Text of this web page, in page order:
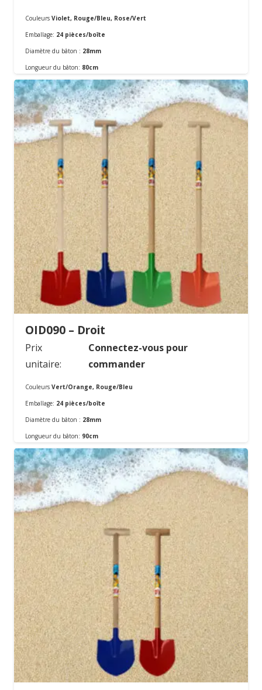
CouleursViolet, Rouge/Bleu, Rose/Vert
Emballage: 24 pièces/boîte
Diamètre du bâton : 28mm
Longueur du bâton: 80cm
Matériel:En métal
OID090 – Droit
Prix
unitaire:
Connectez-vous pour
commander
CouleursVert/Orange, Rouge/Bleu
Emballage: 24 pièces/boîte
Diamètre du bâton : 28mm
Longueur du bâton: 90cm
Matériel:En métal